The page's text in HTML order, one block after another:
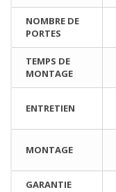
NOMBRE DE
PORTES
TEMPS DE
MONTAGE
ENTRETIEN
MONTAGE
GARANTIE